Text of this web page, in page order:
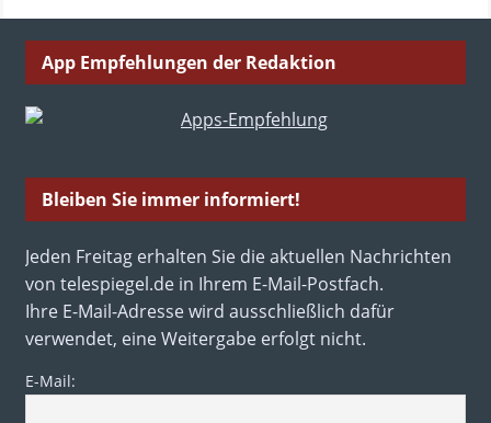
App Empfehlungen der Redaktion
Bleiben Sie immer informiert!
Jeden Freitag erhalten Sie die aktuellen Nachrichten
von telespiegel.de in Ihrem E-Mail-Postfach.
Ihre E-Mail-Adresse wird ausschließlich dafür
verwendet, eine Weitergabe erfolgt nicht.
E-Mail: